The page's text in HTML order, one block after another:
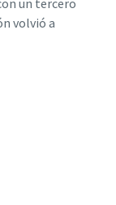
un tercero
volvió a